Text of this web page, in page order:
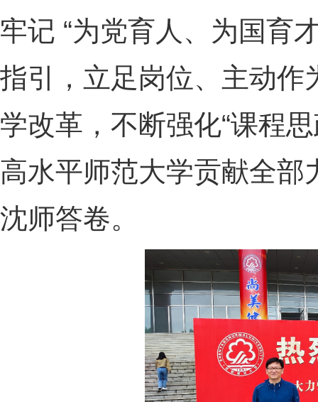
牢记 “为党育人、为国育
指引，立足岗位、主动作
学改革，不断强化“课程
高水平师范大学贡献全部
沈师答卷。